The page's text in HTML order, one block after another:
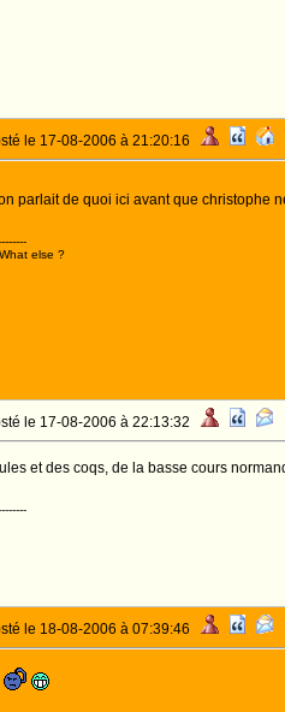
le 17-08-2006 à 21:20:16
parlait de quoi ici avant que christophe
else ?
le 17-08-2006 à 22:13:32
et des coqs, de la basse cours
le 18-08-2006 à 07:39:46